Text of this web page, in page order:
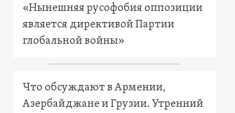
«Нынешняя русофобия оппозиции
является директивой Партии
глобальной войны»
Что обсуждают в Армении,
Азербайджане и Грузии. Утренний